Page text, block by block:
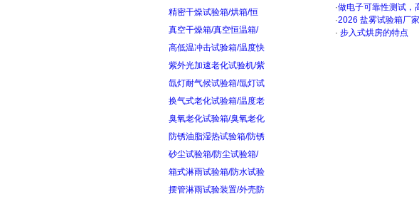
精密干燥试验箱/烘箱/恒
真空干燥箱/真空恒温箱/
高低温冲击试验箱/温度快
紫外光加速老化试验机/紫
氙灯耐气候试验箱/氙灯试
换气式老化试验箱/温度老
臭氧老化试验箱/臭氧老化
防锈油脂湿热试验箱/防锈
砂尘试验箱/防尘试验箱/
箱式淋雨试验箱/防水试验
摆管淋雨试验装置/外壳防
·做电子可靠性测试，
·2026 盐雾试验箱厂
· 步入式烘房的特点